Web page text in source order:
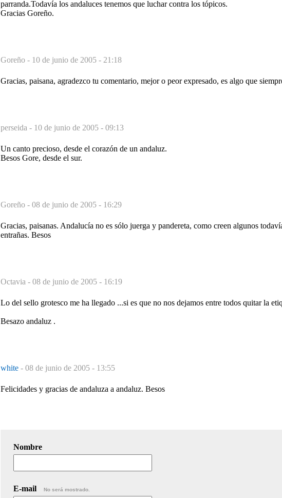
parranda.Todavía los andaluces tenemos que luchar contra los tópicos.
Gracias Goreño.
Goreño - 10 de junio de 2005 - 21:18
Gracias, paisana, agradezco tu comentario, mejor o peor expresado, es algo que
perseida - 10 de junio de 2005 - 09:13
Un canto precioso, desde el corazón de un andaluz.
Besos Gore, desde el sur.
Goreño - 08 de junio de 2005 - 16:29
Gracias, paisanas. Andalucía no es sólo juerga y pandereta, como creen algunos
entrañas. Besos
Octavia - 08 de junio de 2005 - 16:19
Lo del sello grotesco me ha llegado ...si es que no nos dejamos entre todos quitar la
Besazo andaluz .
white - 08 de junio de 2005 - 13:55
Felicidades y gracias de andaluza a andaluz. Besos
Nombre
E-mail No será mostrado.